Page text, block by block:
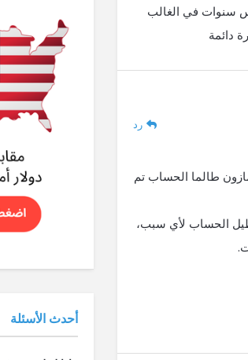
سنوات في الغالب
دائمة
رد
طالما الحساب تم
الحساب لأي سبب،
أحدث الأسئلة